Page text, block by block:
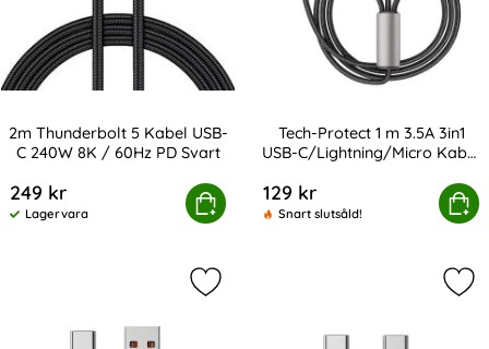
2m Thunderbolt 5 Kabel USB-
C 240W 8K / 60Hz PD Svart
249 kr
Tillgänglighet:
Lagervara
Köp
5 Kabel USB-C 240W 8K / 60Hz PD Svart
Tech-Protect 1 m 3.5A 3in1
USB-C/Lightning/Micro Kabel
129 kr
Snart slutsåld!
Köp
Tech-Protect 1 m 3.5A 3in1 USB-C/
Markera tech-Protect 0.5 m 66W/